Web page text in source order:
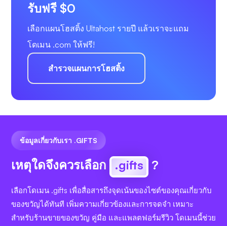
รับฟรี $0
เลือกแผนโฮสติ้ง Ultahost รายปี แล้วเราจะแถม
โดเมน .com ให้ฟรี!
สำรวจแผนการโฮสติ้ง
ข้อมูลเกี่ยวกับเรา .GIFTS
เหตุใดจึงควรเลือก .gifts ?
เลือกโดเมน .gifts เพื่อสื่อสารถึงจุดเน้นของไซต์ของคุณเกี่ยวกับ
ของขวัญได้ทันที เพิ่มความเกี่ยวข้องและการจดจำ เหมาะ
สำหรับร้านขายของขวัญ คู่มือ และแพลตฟอร์มรีวิว โดเมนนี้ช่วย